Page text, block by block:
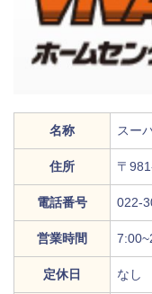
名称 スー
住所 〒
電話番号 022-
営業時間
定休日 なし